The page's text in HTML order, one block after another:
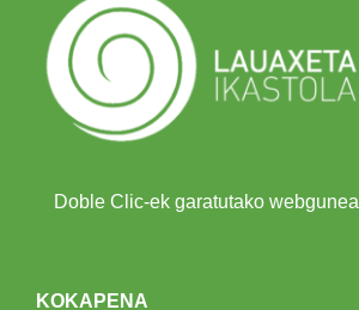
Doble Clic-ek garatutako webgunea
KOKAPENA